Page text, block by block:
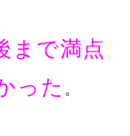
まで満点
った 。